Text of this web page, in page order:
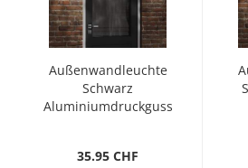
Außenwandleuchte
Schwarz
Aluminiumdruckguss
35.95 CHF